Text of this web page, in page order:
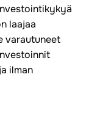
laajaa
varautuneet
ilman